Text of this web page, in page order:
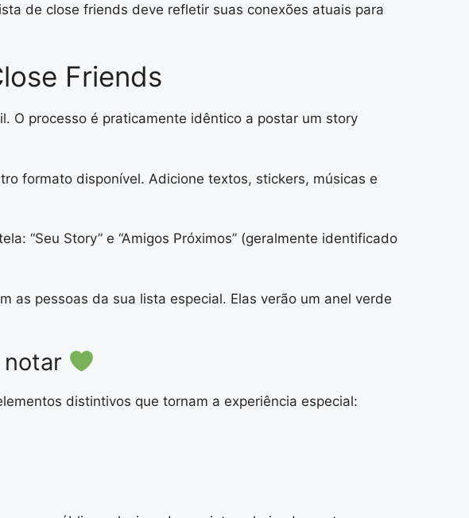
de close friends deve refletir suas conexões atuais para
Friends
O processo é praticamente idêntico a postar um story
formato disponível. Adicione textos, stickers, músicas e
“Seu Story” e “Amigos Próximos” (geralmente identificado
as pessoas da sua lista especial. Elas verão um anel verde
notar
distintivos que tornam a experiência especial: